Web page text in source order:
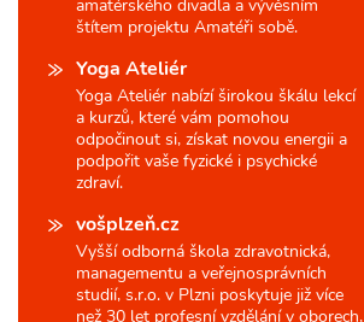
amatérského divadla a vývěsním
štítem projektu Amatéři sobě.
Yoga Ateliér
Yoga Ateliér nabízí širokou škálu lekcí
a kurzů, které vám pomohou
odpočinout si, získat novou energii a
podpořit vaše fyzické i psychické
zdraví.
vošplzeň.cz
Vyšší odborná škola zdravotnická,
managementu a veřejnosprávních
studií, s.r.o. v Plzni poskytuje již více
než 30 let profesní vzdělání v oborech,